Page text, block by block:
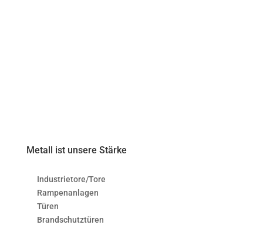
Metall ist unsere Stärke
Industrietore/Tore
Rampenanlagen
Türen
Brandschutztüren